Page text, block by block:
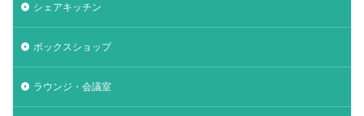
シェアキッチン
ボックスショップ
ラウンジ・会議室